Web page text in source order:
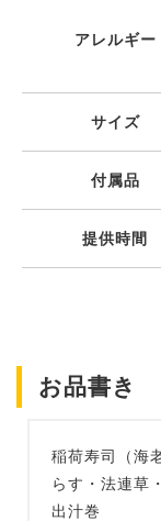
アレルギー
サイズ
付属品
提供時間
お品書き
稲荷寿司（海
らす・法連草
出汁巻